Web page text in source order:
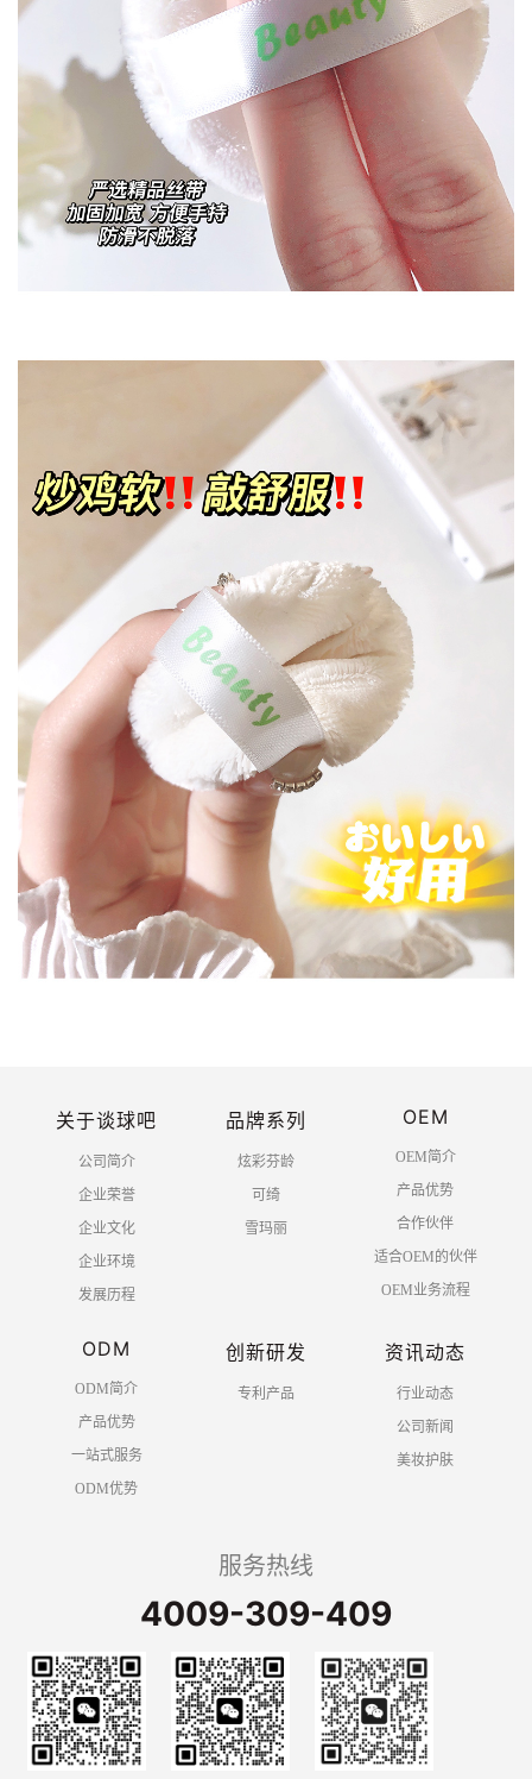
关于谈球吧
公司简介
企业荣誉
企业文化
企业环境
发展历程
品牌系列
炫彩芬龄
可绮
雪玛丽
OEM
OEM简介
产品优势
合作伙伴
适合OEM的伙伴
OEM业务流程
ODM
ODM简介
产品优势
一站式服务
ODM优势
创新研发
专利产品
资讯动态
行业动态
公司新闻
美妆护肤
服务热线
4009-309-409